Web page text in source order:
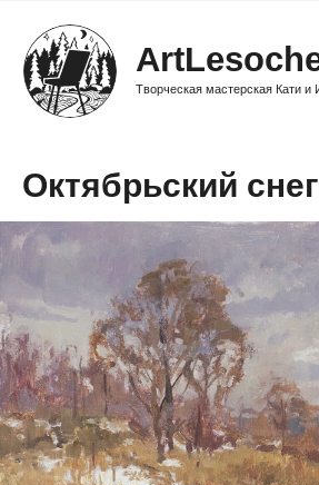
ArtLesochek
Творческая мастерская Кати и Игоря
Октябрьский снег